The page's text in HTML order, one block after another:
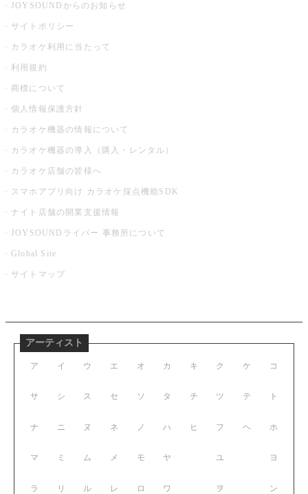
JOYSOUNDからのお知らせ
サイトポリシー
カラオケ利用に当たって
利用規約
商標について
個人情報保護方針
カラオケ機器の情報について
カラオケ機器の導入（購入・レンタル）
カラオケ店舗の皆様へ
スマホアプリ向け カラオケ採点機能SDK
ナイト店舗の開業支援情報
JOYSOUNDライバー 事務所について
Global Site
サイトマップ
アーティスト
ア イ ウ エ オ
サ シ ス セ ソ
ナ ニ ヌ ネ ノ
マ ミ ム メ モ
ラ リ ル レ ロ
カ キ ク ケ コ
タ チ ツ テ ト
ハ ヒ フ ヘ ホ
ヤ ユ ヨ
ワ ヲ ン